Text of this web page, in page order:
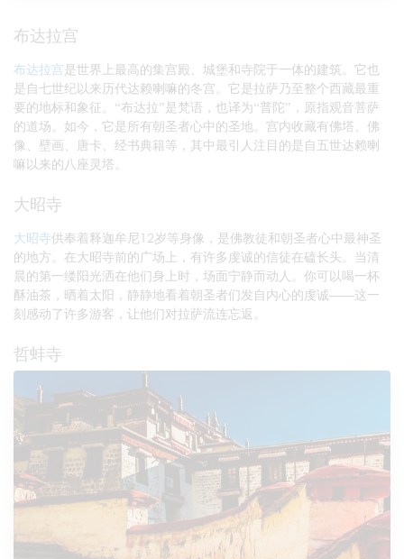
布达拉宫
布达拉宫是世界上最高的集宫殿、城堡和寺院于一体的建筑。它也
是自七世纪以来历代达赖喇嘛的冬宫。它是拉萨乃至整个西藏最重
要的地标和象征。“布达拉”是梵语，也译为“普陀”，原指观音菩萨
的道场。如今，它是所有朝圣者心中的圣地。宫内收藏有佛塔、佛
像、壁画、唐卡、经书典籍等，其中最引人注目的是自五世达赖喇
嘛以来的八座灵塔。
大昭寺
大昭寺供奉着释迦牟尼12岁等身像，是佛教徒和朝圣者心中最神圣
的地方。在大昭寺前的广场上，有许多虔诚的信徒在磕长头。当清
晨的第一缕阳光洒在他们身上时，场面宁静而动人。你可以喝一杯
酥油茶，晒着太阳，静静地看着朝圣者们发自内心的虔诚——这一
刻感动了许多游客，让他们对拉萨流连忘返。
哲蚌寺